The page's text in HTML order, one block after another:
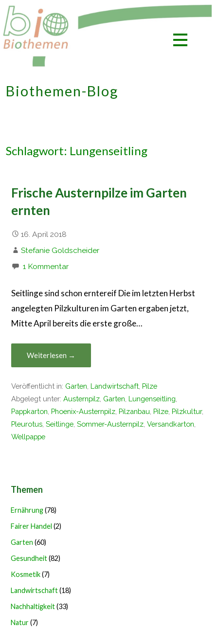
Zum
Inhalt
springen
Biothemen-Blog
Schlagwort: Lungenseitling
Frische Austernpilze im Garten
ernten
16. April 2018
Stefanie Goldscheider
1 Kommentar
Seitlinge sind schon erntereif Die im letzten Herbst
angelegten Pilzkulturen im Garten ergaben jetzt,
Mitte April bereits die erste große…
Weiterlesen →
Veröffentlicht in: Garten ,Landwirtschaft ,Pilze
Abgelegt unter:Austernpilz Garten ,Lungenseitling
Pappkarton ,Phoenix-Austernpilz ,Pilzanbau ,Pilze ,Pilzkultur,
Pleurotus ,Seitlinge ,Sommer-Austernpilz ,Versandkarton
Wellpappe
Themen
Ernährung(78)
Fairer Handel (2)
Garten (60)
Gesundheit(82)
Kosmetik(7)
Landwirtschaft(18)
Nachhaltigkeit(33)
Natur(7)